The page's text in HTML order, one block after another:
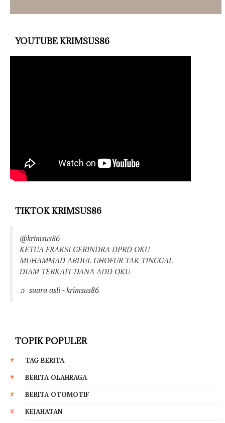
YOUTUBE KRIMSUS86
TIKTOK KRIMSUS86
@krimsus86
KETUA FRAKSI GERINDRA DPRD OKU
MUHAMMAD ABDUL GHOFUR TAK TINGGAL
DIAM TERKAIT DANA ADD OKU
♬ suara asli - krimsus86
TOPIK POPULER
TAG BERITA
BERITA OLAHRAGA
BERITA OTOMOTIF
KEJAHATAN